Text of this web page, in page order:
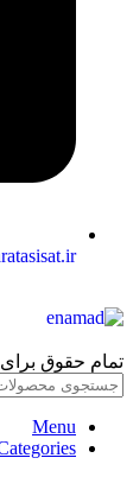
تمام حقوق
Menu